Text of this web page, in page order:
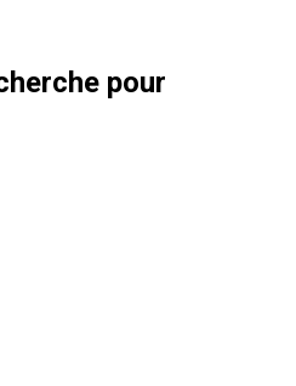
pour